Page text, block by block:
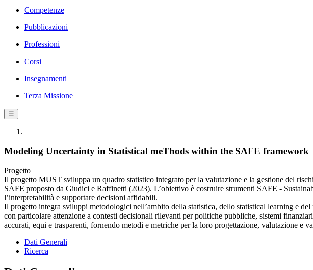
Competenze
Pubblicazioni
Professioni
Corsi
Insegnamenti
Terza Missione
☰
Modeling Uncertainty in Statistical meThods within the SAFE framework
Progetto
Il progetto MUST sviluppa un quadro statistico integrato per la valutazione e la gestione del
SAFE proposto da Giudici e Raffinetti (2023). L’obiettivo è costruire strumenti SAFE -
l’interpretabilità e supportare decisioni affidabili.
Il progetto integra sviluppi metodologici nell’ambito della statistica, dello statistical learning e
con particolare attenzione a contesti decisionali rilevanti per politiche pubbliche, sistemi
accurati, equi e trasparenti, fornendo metodi e metriche per la loro progettazione, valutazione e
Dati Generali
Ricerca